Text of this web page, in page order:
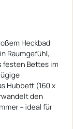
Heckbad
Raumgefühl,
festen Bettes im
Hubbett (160 x
den
– ideal für